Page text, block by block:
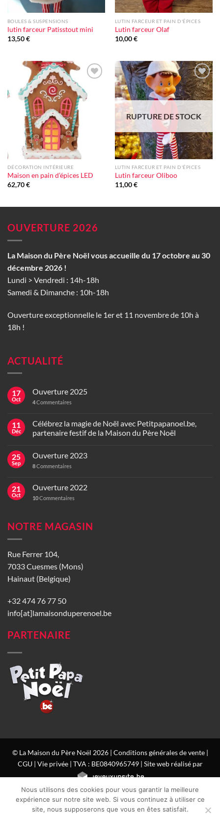
BOULES & SUSPENSIONS
lutin farceur Patisstout mini
13,50€
LUTIN FARCEUR ET PAIN D'ÉPICES
Lutin farceur Olaf
10,00€
Ajouter
à la liste
d'envie
DÉCORATION INTÉRIEURE
Maison en pain d’épices LED
62,70€
Ajouter
à la liste
d'envie
RUPTURE DE STOCK
LUTIN FARCEUR ET PAIN D'ÉPICES
Lutin farceur Oliboo
11,00€
OUVERTURE 2026
La Maison du Père Noël vous accueille du 17 octobre au 30
décembre 2026 !
Lundi > Vendredi : 14h-18h
Samedi & Dimanche : 10h-18h
Ouverture exceptionnelle le 1er et 11 novembre de 10h à
18h !
ACTUALITÉ
17
Oct
Ouverture 2025
4Commentaires
11
Déc
Célébrez la magie de Noël avec Petitpapanoel.be,
partenaire festif de la Maison du Père Noël
25
Sep
Ouverture 2023
8Commentaires
21
Oct
Ouverture 2022
10Commentaires
NOTRE MAGASIN
Rue Ferrer 104,
7033 Cuesmes (Mons)
Hainaut (Belgique)
+32 474 76 77 50
info[at]lamaisonduperenoel.be
PARTENAIRE
© La Maison du Père Noël 2026 | Conditions générales de vente|
CGU| Vie privée| TVA : BE0840965749 | Site web réalisé par
Nous utilisons des cookies pour vous garantir la meilleure
expérience sur notre site web. Si vous continuez à utiliser ce
site, nous supposerons que vous en êtes satisfait.